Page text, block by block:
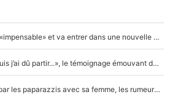
F1 - Alpine signe un accord «impensable» et va entrer dans une nouvelle dimension : Grande nouvelle pour Pierre Gasly !
F1 : « Je lui ai fait un câlin, puis j’ai dû partir...», le témoignage émouvant de Max Verstappen sur sa fille
F1 : Charles Leclerc surpris par les paparazzis avec sa femme, les rumeurs étaient vraies !